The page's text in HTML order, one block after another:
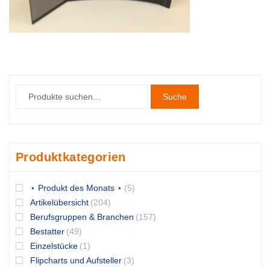
Suche
Produktkategorien
⋆ Produkt des Monats ⋆ (5)
Artikelübersicht (204)
Berufsgruppen & Branchen (157)
Bestatter (49)
Einzelstücke (1)
Flipcharts und Aufsteller (3)